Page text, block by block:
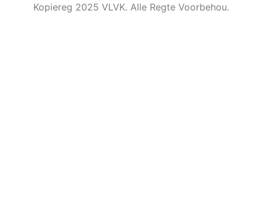
Kopiereg 2025 VLVK. Alle Regte Voorbehou.